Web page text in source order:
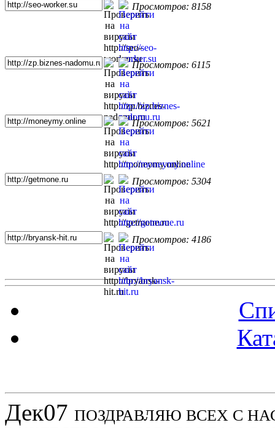
Просмотров: 8158
Просмотров: 6115
Просмотров: 5621
Просмотров: 5304
Просмотров: 4186
Дек07 ПОЗДРАВЛЯЮ ВСЕХ С